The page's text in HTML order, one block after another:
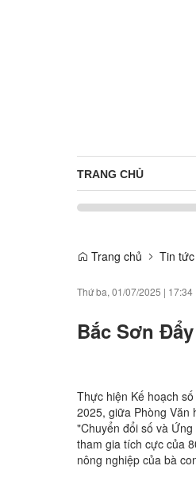
TRANG CHỦ
Trang chủ Tin
Thứ ba, 01/07/2025 | 17:34
Bắc Sơn
Thực hiện Kế hoạch
2025, giữa Phòng Văn
"Chuyển đổi số và
tham gia tích cực của
nông nghiệp của bà